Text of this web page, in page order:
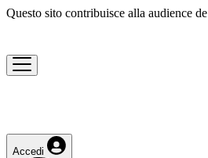
Questo sito contribuisce alla audience de
Accedi